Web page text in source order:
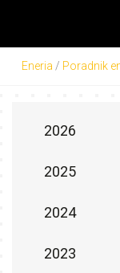
Eneria / Poradnik
2026
2025
2024
2023